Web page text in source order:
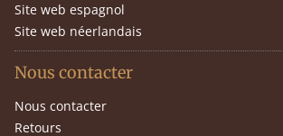
Site web espagnol
Site web néerlandais
Nous contacter
Nous contacter
Retours